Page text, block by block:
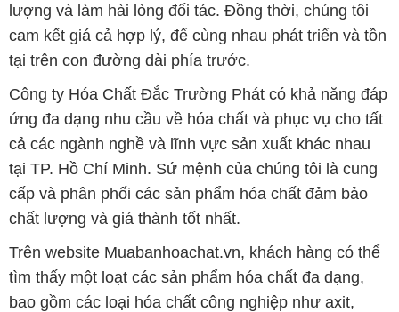
lượng và làm hài lòng đối tác. Đồng thời, chúng tôi
cam kết giá cả hợp lý, để cùng nhau phát triển và tồn
tại trên con đường dài phía trước.
Công ty Hóa Chất Đắc Trường Phát có khả năng đáp
ứng đa dạng nhu cầu về hóa chất và phục vụ cho tất
cả các ngành nghề và lĩnh vực sản xuất khác nhau
tại TP. Hồ Chí Minh. Sứ mệnh của chúng tôi là cung
cấp và phân phối các sản phẩm hóa chất đảm bảo
chất lượng và giá thành tốt nhất.
Trên website Muabanhoachat.vn, khách hàng có thể
tìm thấy một loạt các sản phẩm hóa chất đa dạng,
bao gồm các loại hóa chất công nghiệp như axit,